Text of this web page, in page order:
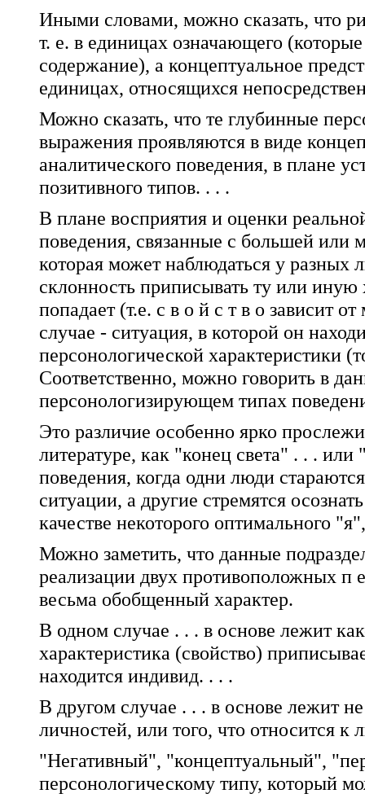
Иными словами, можно сказать, что
т. е. в единицах означающего
содержание), а концептуальное
единицах, относящихся
Можно сказать, что те глубинные
выражения проявляются в виде
аналитического поведения, в плане
позитивного типов. . . .
В плане восприятия и оценки
поведения, связанные с большей или
которая может наблюдаться у
склонность приписывать ту или иную
попадает (т.е. с в о й с т в о зависит
случае - ситуация, в которой он
персонологической характеристики
Соответственно, можно говорить в
персонологизирующем типах
Это различие особенно ярко
литературе, как "конец света" . . .
поведения, когда одни люди
ситуации, а другие стремятся
качестве некоторого оптимального
Можно заметить, что данные
реализации двух противоположных
весьма обобщенный характер.
В одном случае . . . в основе лежит
характеристика (свойство)
находится индивид. . . .
В другом случае . . . в основе лежит
личностей, или того, что относится к
"Негативный", "концептуальный",
персонологическому типу, который